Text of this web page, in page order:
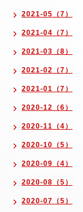
2021-05（7）
2021-04（7）
2021-03（8）
2021-02（7）
2021-01（7）
2020-12（6）
2020-11（4）
2020-10（5）
2020-09（4）
2020-08（5）
2020-07（5）